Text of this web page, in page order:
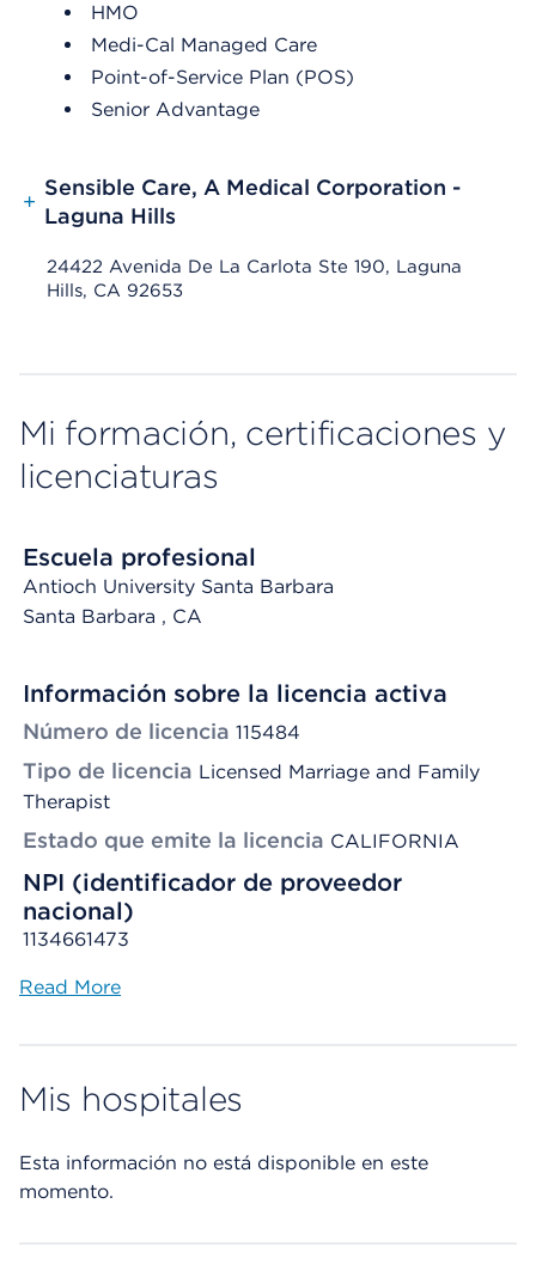
HMO
Medi-Cal Managed Care
Point-of-Service Plan (POS)
Senior Advantage
+
Sensible Care, A Medical Corporation -
Laguna Hills
24422 Avenida De La Carlota Ste 190, Laguna
Hills, CA 92653
Mi formación, certificaciones y
licenciaturas
Escuela profesional
Antioch University Santa Barbara
Santa Barbara , CA
Información sobre la licencia activa
Número de licencia 115484
Tipo de licencia Licensed Marriage and Family
Therapist
Estado que emite la licencia CALIFORNIA
NPI (identificador de proveedor
nacional)
1134661473
Read More
Mis hospitales
Esta información no está disponible en este
momento.